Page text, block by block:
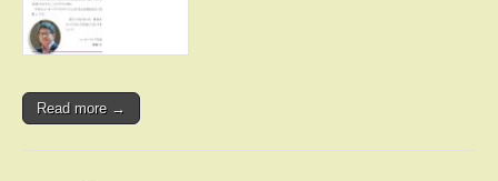
Read more →